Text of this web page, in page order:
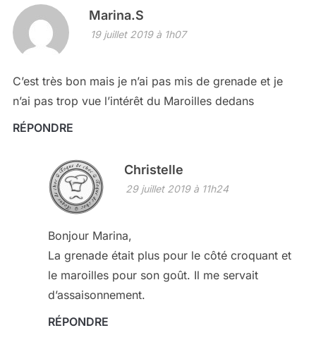
Marina.S
19 juillet 2019 à 1h07
C’est très bon mais je n’ai pas mis de grenade et je
n’ai pas trop vue l’intérêt du Maroilles dedans
RÉPONDRE
Christelle
29 juillet 2019 à 11h24
Bonjour Marina,
La grenade était plus pour le côté croquant et
le maroilles pour son goût. Il me servait
d’assaisonnement.
RÉPONDRE